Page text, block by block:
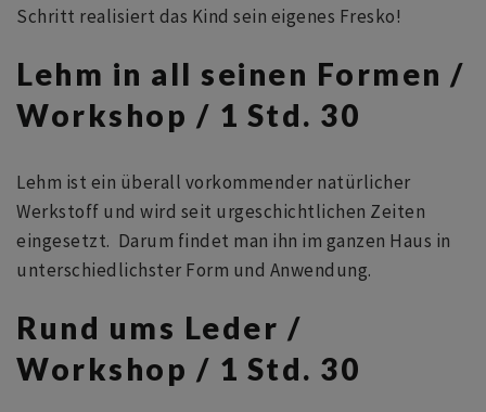
Schritt realisiert das Kind sein eigenes Fresko!
Lehm in all seinen Formen /
Workshop / 1 Std. 30
Lehm ist ein überall vorkommender natürlicher
Werkstoff und wird seit urgeschichtlichen Zeiten
eingesetzt. Darum findet man ihn im ganzen Haus in
unterschiedlichster Form und Anwendung.
Rund ums Leder /
Workshop / 1 Std. 30